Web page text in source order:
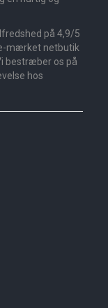
på 4,9/5
mærket netbutik
bestræber os på
hos